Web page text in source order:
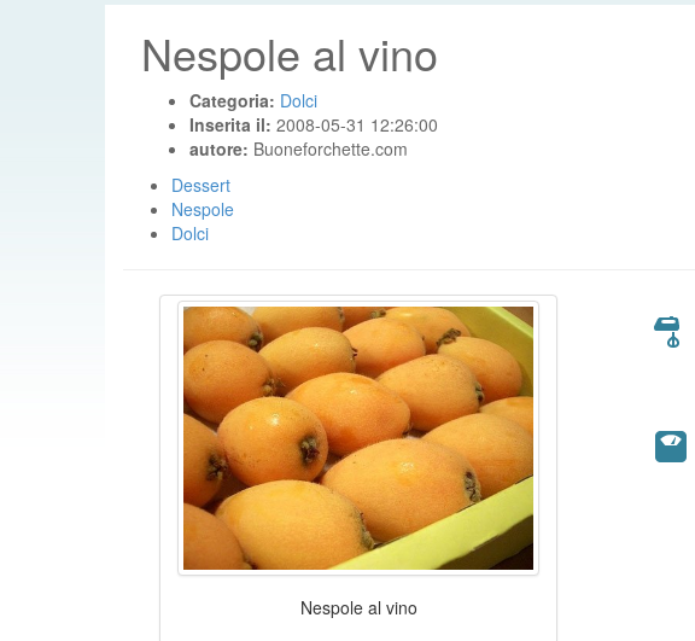
Nespole al vino
Categoria: Dolci
Inserita il: 2008-05-31 12:26:00
autore: Buoneforchette.com
Dessert
Nespole
Dolci
Nespole al vino